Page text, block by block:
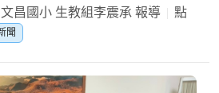
昌國小 生教組李震承 報導
點
聞